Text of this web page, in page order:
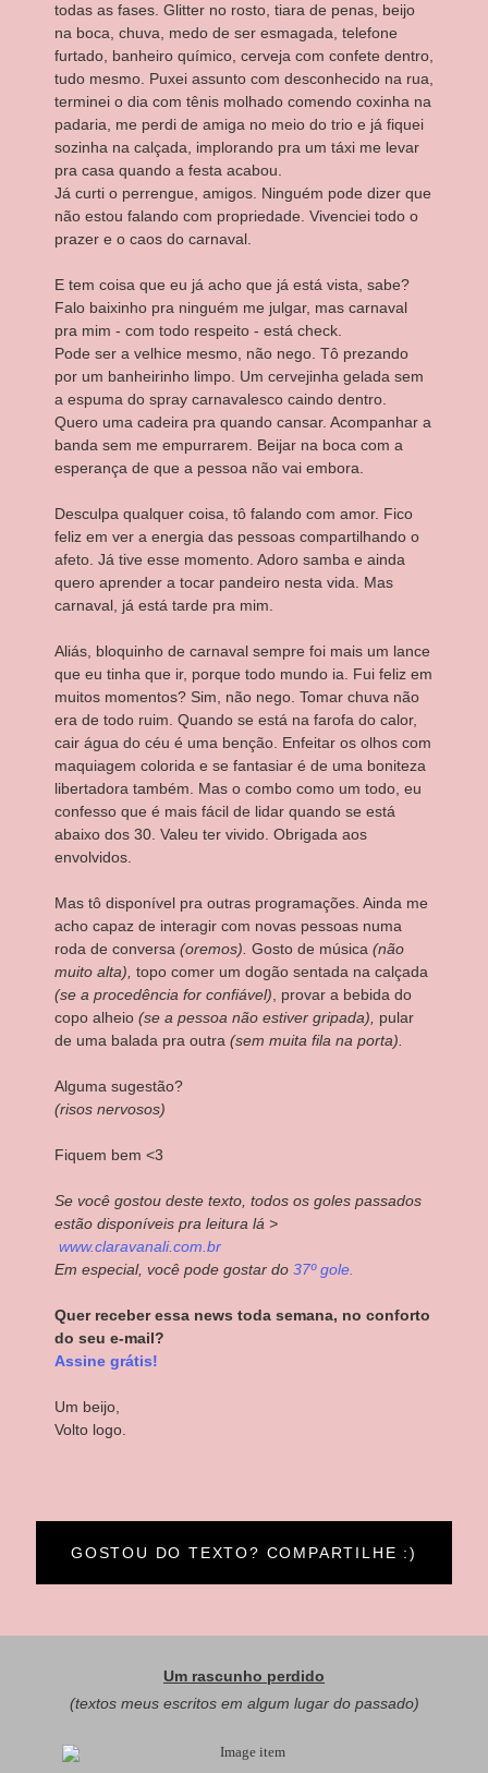
todas as fases. Glitter no rosto, tiara de penas, beijo
na boca, chuva, medo de ser esmagada, telefone
furtado, banheiro químico, cerveja com confete dentro,
tudo mesmo. Puxei assunto com desconhecido na rua,
terminei o dia com tênis molhado comendo coxinha na
padaria, me perdi de amiga no meio do trio e já fiquei
sozinha na calçada, implorando pra um táxi me levar
pra casa quando a festa acabou.
Já curti o perrengue, amigos. Ninguém pode dizer que
não estou falando com propriedade. Vivenciei todo o
prazer e o caos do carnaval.
E tem coisa que eu já acho que já está vista, sabe?
Falo baixinho pra ninguém me julgar, mas carnaval
pra mim - com todo respeito - está check.
Pode ser a velhice mesmo, não nego. Tô prezando
por um banheirinho limpo. Um cervejinha gelada sem
a espuma do spray carnavalesco caindo dentro.
Quero uma cadeira pra quando cansar. Acompanhar a
banda sem me empurrarem. Beijar na boca com a
esperança de que a pessoa não vai embora.
Desculpa qualquer coisa, tô falando com amor. Fico
feliz em ver a energia das pessoas compartilhando o
afeto. Já tive esse momento. Adoro samba e ainda
quero aprender a tocar pandeiro nesta vida. Mas
carnaval, já está tarde pra mim.
Aliás, bloquinho de carnaval sempre foi mais um lance
que eu tinha que ir, porque todo mundo ia. Fui feliz em
muitos momentos? Sim, não nego. Tomar chuva não
era de todo ruim. Quando se está na farofa do calor,
cair água do céu é uma benção. Enfeitar os olhos com
maquiagem colorida e se fantasiar é de uma boniteza
libertadora também. Mas o combo como um todo, eu
confesso que é mais fácil de lidar quando se está
abaixo dos 30. Valeu ter vivido. Obrigada aos
envolvidos.
Mas tô disponível pra outras programações. Ainda me
acho capaz de interagir com novas pessoas numa
roda de conversa (oremos). Gosto de música (não
muito alta), topo comer um dogão sentada na calçada
(se a procedência for confiável) , provar a bebida do
copo alheio (se a pessoa não estiver gripada), pular
de uma balada pra outra (sem muita fila na porta).
Alguma sugestão?
(risos nervosos)
Fiquem bem <3
Se você gostou deste texto, todos os goles passados
estão disponíveis pra leitura lá >
www.claravanali.com.br
Em especial, você pode gostar do 37º gole.
Quer receber essa news toda semana, no conforto
do seu e-mail?
Assine grátis!
Um beijo,
Volto logo.
GOSTOU DO TEXTO? COMPARTILHE :)
Um rascunho perdido
(textos meus escritos em algum lugar do passado)